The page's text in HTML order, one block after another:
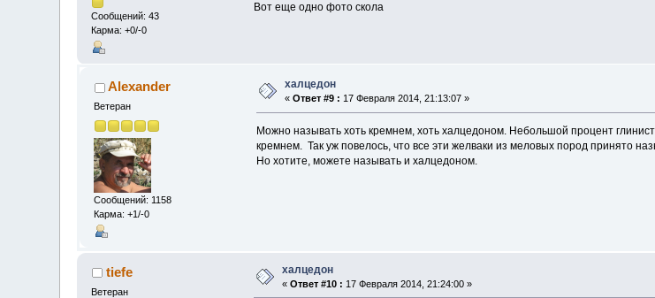
Сообщений: 43
Карма: +0/-0
Вот еще одно фото скола
Alexander
Ветеран
Сообщений: 1158
Карма: +1/-0
халцедон
«Ответ #9 : 17 Февраля 2014, 21:13:07 »
Можно называть хоть кремнем, хоть халцедоном. Небольшой процент
кремнем. Так уж повелось, что все эти желваки из меловых пород принято
Но хотите, можете называть и халцедоном.
tiefe
Ветеран
халцедон
«Ответ #10 : 17 Февраля 2014, 21:24:00 »